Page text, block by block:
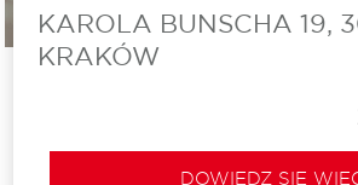
KAROLA BUNSCHA 19,
KRAKÓW
DOWIEDZ SIĘ